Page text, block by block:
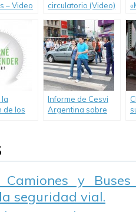
– Video
circulatorio (Video)
la
de los
Informe de Cesvi
Argentina sobre
Camiones y
seguridad vial.